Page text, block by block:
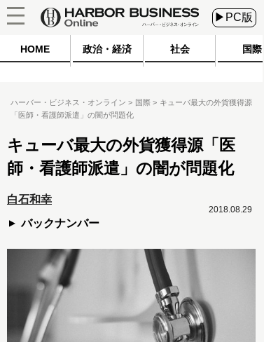
▶PC版
HOME 政治・経済 社会 国際
ハーバー・ビジネス・オンライン 国際
キューバ最大の外貨獲得源
「医師・看護師派遣」の闇が問題化
キューバ最大の外貨獲得源「医
師・看護師派遣」の闇が問題化
白石和幸
バックナンバー
2018.08.29